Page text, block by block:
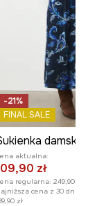
-21%
FINAL SALE
aktualna:
zł
regularna: 249,90 zł
cena z 30 dni przed
zł